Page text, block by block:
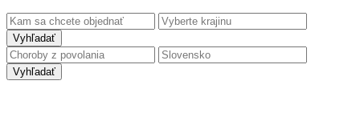
Vyhľadať
Vyhľadať